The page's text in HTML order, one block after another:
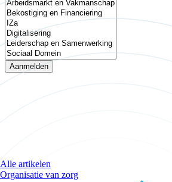
Alle artikelen
Organisatie van zorg
Aanmelden